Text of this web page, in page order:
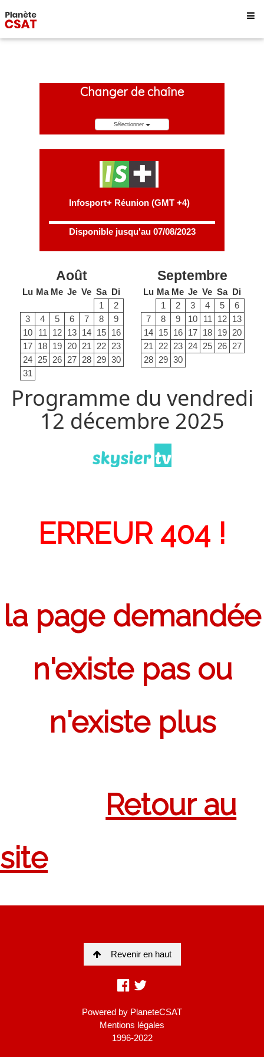
Changer de chaîne
Sélectionner
Infosport+ Réunion (GMT +4)
Disponible jusqu'au 07/08/2023
Août
Lu Ma Me Je Ve Sa Di
1
2
3
4 5 6 7 8
9
10
11 12 13 14 15 16
17 18 19 20 21 22 23
24 25 26 27 28 29 30
31
Septembre
Lu Ma Me Je Ve Sa Di
1
2 3 4 5
6
7
8 9 10 11 12 13
14 15 16 17 18 19 20
21
22 23 24 25 26 27
28 29 30
Programme du vendredi
12 décembre 2025
Revenir en haut
Powered by PlaneteCSAT
Mentions légales
1996-2022